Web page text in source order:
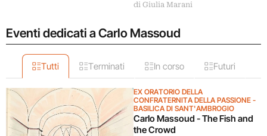
di Giulia Marani
Eventi dedicati a Carlo Massoud
Tutti Terminati In corso Futuri
EX ORATORIO DELLA
CONFRATERNITA DELLA PASSIONE -
BASILICA DI SANT'AMBROGIO
Carlo Massoud - The Fish and
the Crowd